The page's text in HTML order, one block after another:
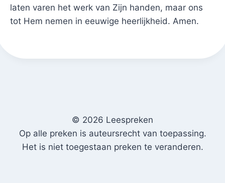
laten varen het werk van Zijn handen, maar ons
tot Hem nemen in eeuwige heerlijkheid. Amen.
© 2026 Leespreken
Op alle preken is auteursrecht van toepassing.
Het is niet toegestaan preken te veranderen.